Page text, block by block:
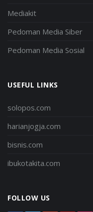
Mediakit
Pedoman Media Siber
Pedoman Media Sosial
USEFUL LINKS
solopos.com
harianjogja.com
bisnis.com
ibukotakita.com
FOLLOW US